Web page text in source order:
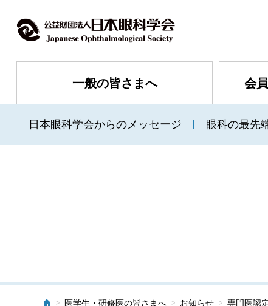
一般の皆さまへ 会
日本眼科学会からのメッセージ 眼科の最先
ホーム
> 医学生・研修医の皆さまへ > お知らせ > 専門医認